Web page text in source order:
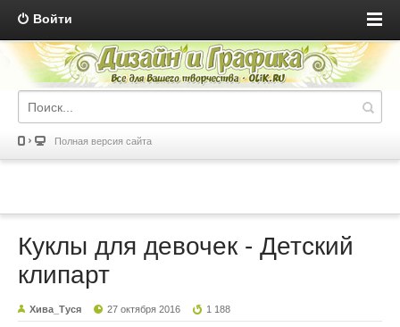
Войти
Полная версия сайта
Куклы для девочек - Детский
клипарт
Хива_Туся 27 октября 2016 1 188